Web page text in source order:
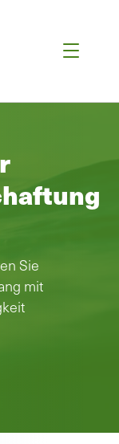
Sie
mit